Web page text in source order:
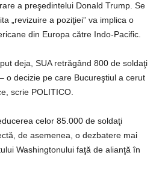
a preşedintelui Donald Trump. Se
„revizuire a poziţiei” va implica o
din Europa către Indo-Pacific.
deja, SUA retrăgând 800 de soldaţi
o decizie pe care Bucureştiul a cerut
scrie POLITICO.
celor 85.000 de soldaţi
de asemenea, o dezbatere mai
Washingtonului faţă de alianţă în